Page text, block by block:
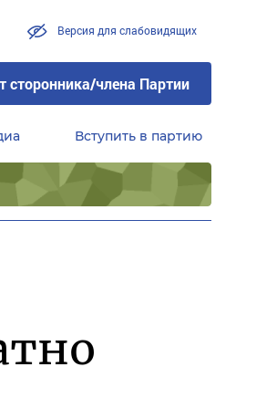
Версия для слабовидящих
сторонника/члена Партии
Вступить в партию